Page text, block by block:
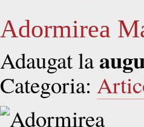
Adormirea
Adaugat la
Categoria: